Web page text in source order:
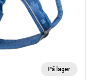
På lager